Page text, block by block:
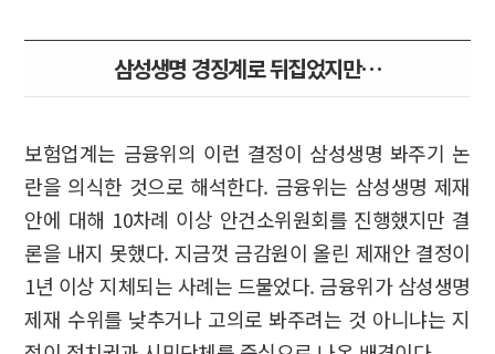
삼성생명 경징계로 뒤집었지만…
보험업계는 금융위의 이런 결정이 삼성생명 봐주기 논
란을 의식한 것으로 해석한다. 금융위는 삼성생명 제재
안에 대해 10차례 이상 안건소위원회를 진행했지만 결
론을 내지 못했다. 지금껏 금감원이 올린 제재안 결정이
1년 이상 지체되는 사례는 드물었다. 금융위가 삼성생명
제재 수위를 낮추거나 고의로 봐주려는 것 아니냐는 지